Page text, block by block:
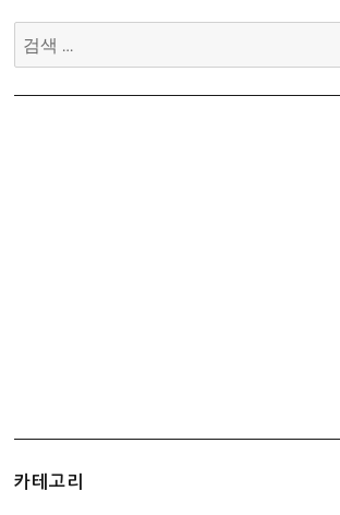
검
색:
카테고리